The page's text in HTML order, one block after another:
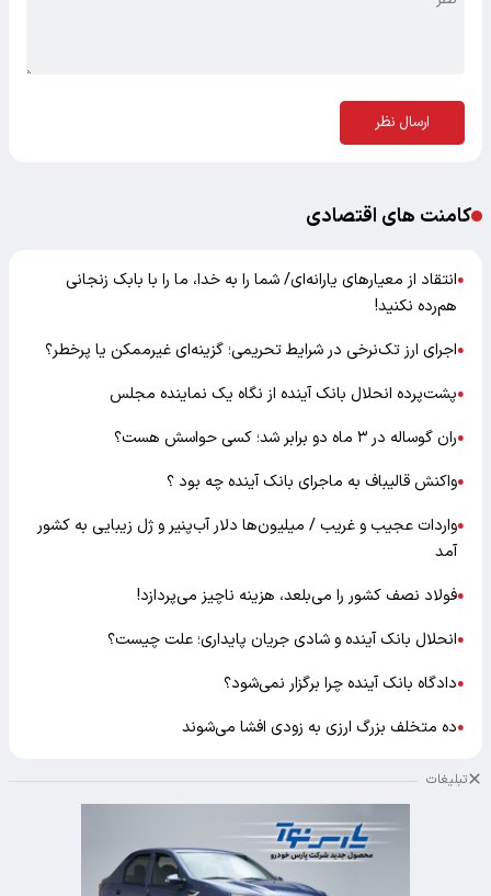
ارسال نظر
کامنت های اقتصادی
●انتقاد از معیارهای یارانه‌ای/ شما را به خدا، ما را با بابک زنجانی
هم‌رده نکنید!
●اجرای ارز تک‌نرخی در شرایط تحریمی؛ گزینه‌ای غیرممکن یا پرخطر؟
●پشت‌پرده انحلال بانک آینده از نگاه یک نماینده مجلس
●ران گوساله در ۳ ماه دو برابر شد؛ کسی حواسش هست؟
●واکنش قالیباف به ماجرای بانک آینده چه بود ؟
●واردات عجیب و غریب / میلیون‌ها دلار آب‌پنیر و ژل زیبایی به کشور
آمد
●فولاد نصف کشور را می‌بلعد، هزینه ناچیز می‌پردازد!
●انحلال بانک آینده و شادی جریان پایداری؛ علت چیست؟
●دادگاه بانک آینده چرا برگزار نمی‌شود؟
●ده متخلف بزرگ ارزی به زودی افشا می‌شوند
تبلیغات